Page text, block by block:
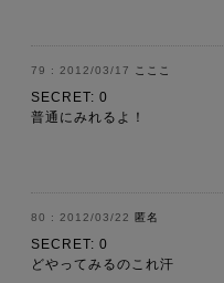
2012/03/17 こここ
SECRET: 0
普通にみれるよ！
2012/03/22 匿名
SECRET: 0
どやってみるのこれ汗